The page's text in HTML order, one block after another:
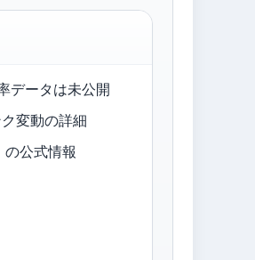
データは未公開
変動の詳細
の公式情報